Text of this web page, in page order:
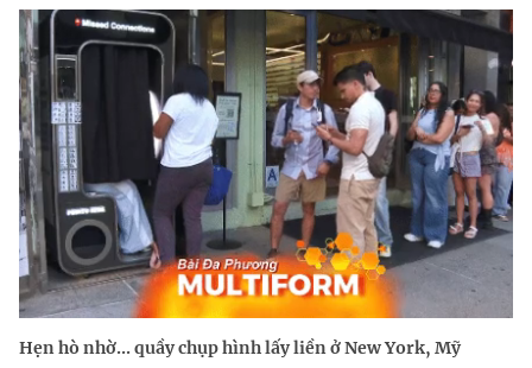
Hẹn hò nhờ... quầy chụp hình lấy liền ở New York, Mỹ